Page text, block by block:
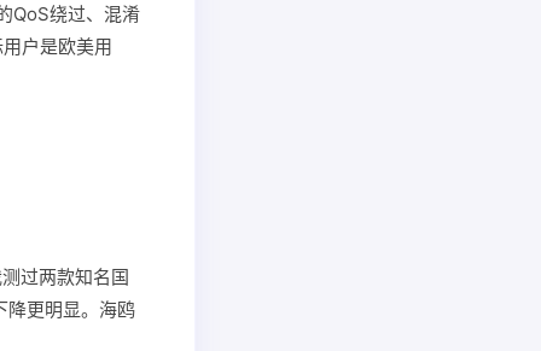
QoS绕过、混淆
户是欧美用
过两款知名国
降更明显。海鸥